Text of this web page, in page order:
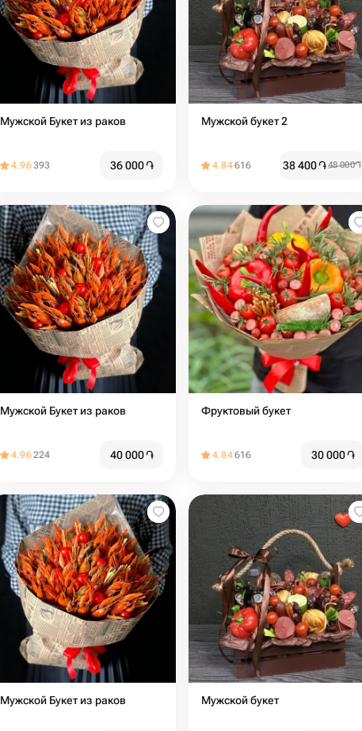
Мужской Букет из раков
4.96393 36 000֏
Мужской букет 2
4.84616 38 400֏48 000֏
Мужской Букет из раков
4.96224 40 000֏
Фруктовый букет
4.84616 30 000֏
Мужской Букет из раков Мужской букет